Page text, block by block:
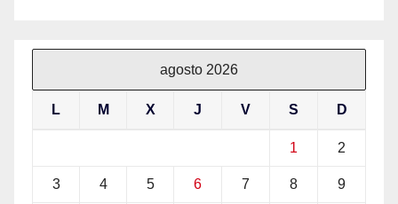
agosto 2026
L M X J V S D
1 2
3 4 5 6 7 8 9